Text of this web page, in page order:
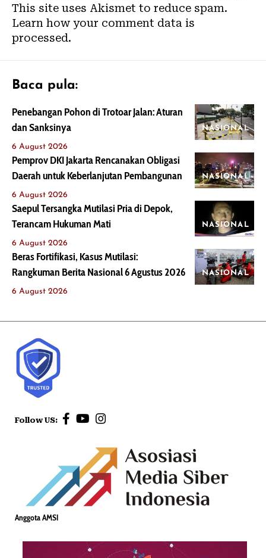
This site uses Akismet to reduce spam.
Learn how your comment data is
processed.
Baca pula:
NASIONAL
Penebangan Pohon di Trotoar Jalan: Aturan
dan Sanksinya
6 August 2026
NASIONAL
Pemprov DKI Jakarta Rencanakan Obligasi
Daerah untuk Keberlanjutan Pembangunan
6 August 2026
NASIONAL
Saepul Tersangka Mutilasi Pria di Depok,
Terancam Hukuman Mati
6 August 2026
NASIONAL
Beras Fortifikasi, Kasus Mutilasi:
Rangkuman Berita Nasional 6 Agustus 2026
6 August 2026
Follow US:
Anggota AMSI